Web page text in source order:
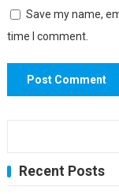
Save my name,
time I comment.
Recent Posts